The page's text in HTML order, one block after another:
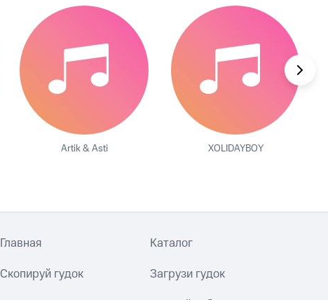
Artik & Asti XOLIDAYBOY
Главная Каталог
Скопируй гудок Загрузи гудок